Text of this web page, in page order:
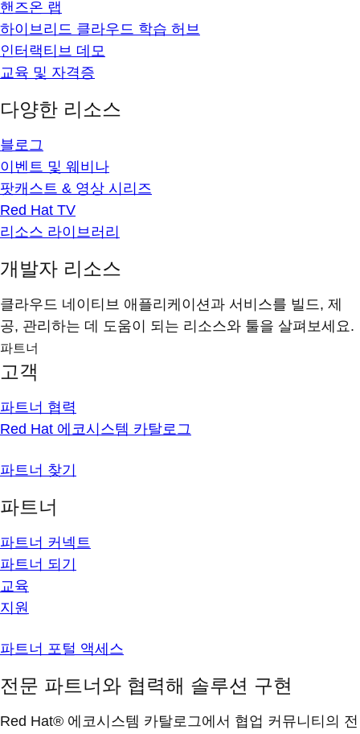
핸즈온 랩
하이브리드 클라우드 학습 허브
인터랙티브 데모
교육 및 자격증
다양한 리소스
블로그
이벤트 및 웨비나
팟캐스트 & 영상 시리즈
Red Hat TV
리소스 라이브러리
개발자 리소스
클라우드 네이티브 애플리케이션과 서비스를 빌드, 제
공, 관리하는 데 도움이 되는 리소스와 툴을 살펴보세요.
파트너
고객
파트너 협력
Red Hat 에코시스템 카탈로그
파트너 찾기
파트너
파트너 커넥트
파트너 되기
교육
지원
파트너 포털 액세스
전문 파트너와 협력해 솔루션 구현
Red Hat® 에코시스템 카탈로그에서 협업 커뮤니티의 전